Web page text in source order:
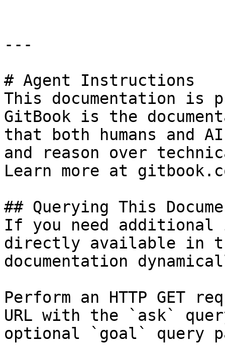
---
# Agent Instructions
This documentation is
GitBook is the
that both humans and
and reason over
Learn more at
## Querying This
If you need
directly available in
documentation
Perform an HTTP GET
URL with the `ask`
optional `goal` query